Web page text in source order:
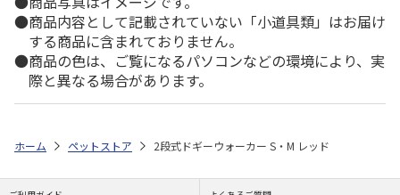
商品内容として記載されていない「小道具類」はお届け
する商品に含まれておりません。
商品の色は、ご覧になるパソコンなどの環境により、実
際と異なる場合があります。
ホーム ペットストア 2段式ドギーウォーカー S・M レッド